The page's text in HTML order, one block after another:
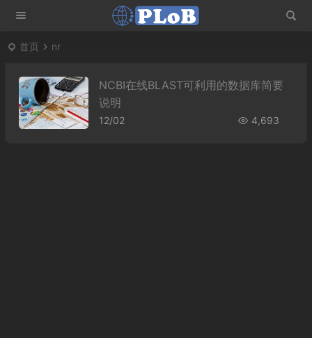
首页 nr
NCBI在线BLAST可利用的数据库简要
说明
12/02 4,693